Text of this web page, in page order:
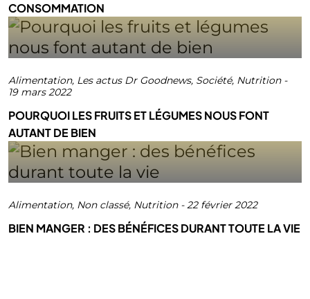
CONSOMMATION
Alimentation, Les actus Dr Goodnews, Société, Nutrition-
19 mars 2022
POURQUOI LES FRUITS ET LÉGUMES NOUS FONT
AUTANT DE BIEN
Alimentation, Non classé, Nutrition-22 février 2022
BIEN MANGER : DES BÉNÉFICES DURANT TOUTE LA VIE